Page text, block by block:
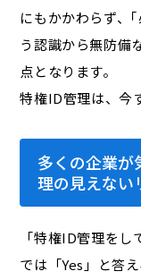
にもかかわらず、
う認識から無防備
点となります。
特権ID管理は、今
多くの企業が
理の見えない
「特権ID管理を
では「Yes」と答